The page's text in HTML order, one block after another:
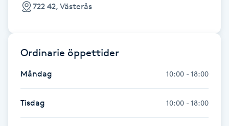
Fibromassage
Fillers
Fotmassage
722 42, Västerås
Ordinarie öppettider
Måndag 10:00 - 18:00
Tisdag 10:00 - 18:00